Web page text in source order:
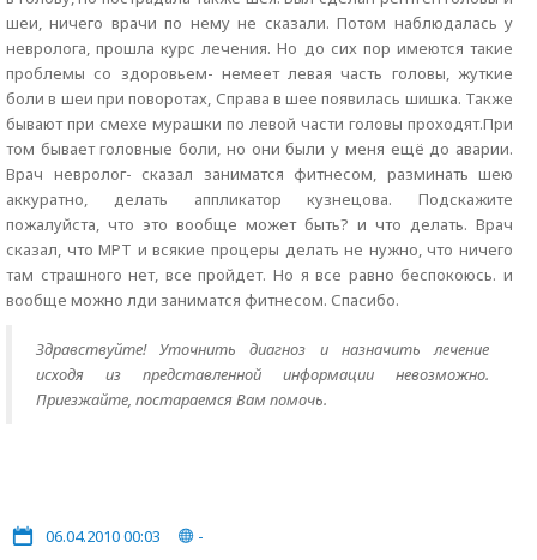
шеи, ничего врачи по нему не сказали. Потом наблюдалась у
невролога, прошла курс лечения. Но до сих пор имеются такие
проблемы со здоровьем- немеет левая часть головы, жуткие
боли в шеи при поворотах, Справа в шее появилась шишка. Также
бывают при смехе мурашки по левой части головы проходят.При
том бывает головные боли, но они были у меня ещё до аварии.
Врач невролог- сказал заниматся фитнесом, разминать шею
аккуратно, делать аппликатор кузнецова. Подскажите
пожалуйста, что это вообще может быть? и что делать. Врач
сказал, что МРТ и всякие процеры делать не нужно, что ничего
там страшного нет, все пройдет. Но я все равно беспокоюсь. и
вообще можно лди заниматся фитнесом. Спасибо.
Здравствуйте! Уточнить диагноз и назначить лечение
исходя из представленной информации невозможно.
Приезжайте, постараемся Вам помочь.
06.04.2010 00:03
-